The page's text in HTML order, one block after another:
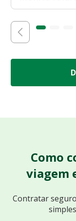
Como
viagem
Contratar